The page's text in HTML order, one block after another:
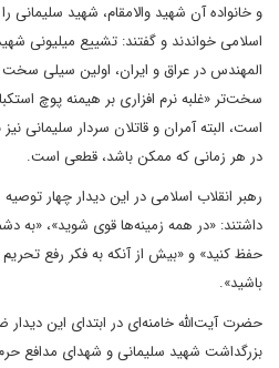
و خانواده آن شهید والامقام، شهید سلیمانی
اسلامی خواندند و گفتند: تشییع میلیونی
المهندس در عراق و ایران، اولین سیلی سخت
سخت‌تر «غلبه نرم افزاری بر هیمنه پوچ
است، البته آمران و قاتلان سردار سلیمانی
در هر زمانی که ممکن باشد، قطعی است.
رهبر انقلاب اسلامی در این دیدار چهار
داشتند: «در همه زمینه‌ها قوی شوید»، «به
حفظ کنید» و «بیش از آنکه به فکر رفع
باشید».
حضرت آیت‌الله خامنه‌ای در ابتدای این
بزرگداشت شهید سلیمانی و شهدای مدافع